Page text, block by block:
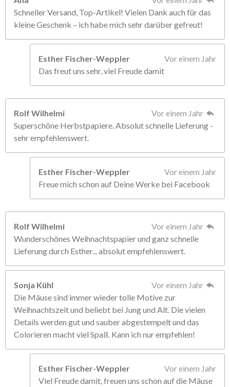
Schneller Versand, Top-Artikel! Vielen Dank auch für das
kleine Geschenk – ich habe mich sehr darüber gefreut!
Esther Fischer-Weppler
Vor einem Jahr
Das freut uns sehr, viel Freude damit
Rolf Wilhelmi
Vor einem Jahr
Superschöne Herbstpapiere. Absolut schnelle Lieferung -
sehr empfehlenswert.
Esther Fischer-Weppler
Vor einem Jahr
Freue mich schon auf Deine Werke bei Facebook
Rolf Wilhelmi
Vor einem Jahr
Wunderschönes Weihnachtspapier und ganz schnelle
Lieferung durch Esther... absolut empfehlenswert.
Sonja Kühl
Vor einem Jahr
Die Mäuse sind immer wieder tolle Motive zur
Weihnachtszeit und beliebt bei Jung und Alt. Die vielen
Details werden gut und sauber abgestempelt und das
Colorieren macht viel Spaß. Kann ich nur empfehlen!
Esther Fischer-Weppler
Vor einem Jahr
Viel Freude damit, freuen uns schon auf die Mäuse